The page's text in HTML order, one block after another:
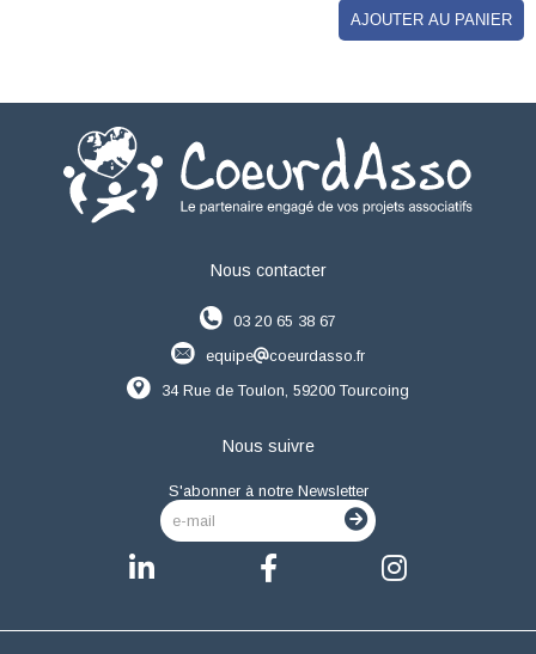
AJOUTER AU PANIER
Nous contacter
03 20 65 38 67
equipe
coeurdasso.fr
34 Rue de Toulon, 59200 Tourcoing
Nous suivre
S'abonner à notre Newsletter
e-mail